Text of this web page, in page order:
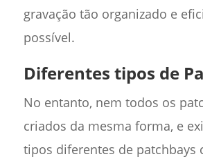
gravação tão organizado e
possível.
Diferentes tipos de
No entanto, nem todos os
criados da mesma forma, e
tipos diferentes de patchbays